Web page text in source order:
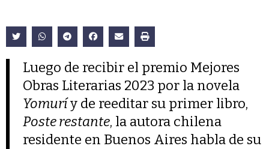
Luego de recibir el premio Mejores
Obras Literarias 2023 por la novela
Yomuríy de reeditar su primer libro,
Poste restante, la autora chilena
residente en Buenos Aires habla de su